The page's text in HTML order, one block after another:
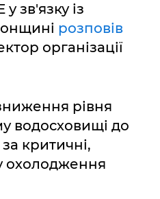
зв'язку із
розповів
організації
рівня
водосховищі до
критичні,
охолодження